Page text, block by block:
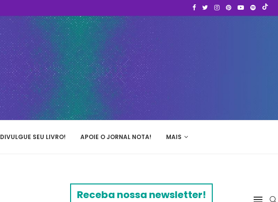
DIVULGUE SEU LIVRO! APOIE O JORNAL NOTA! MAIS
Receba nossa newsletter!